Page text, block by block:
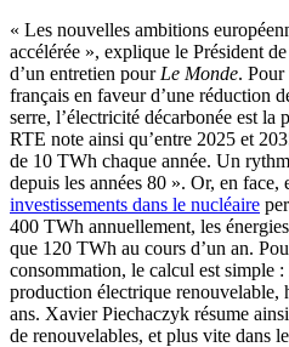
« Les nouvelles ambitions
accélérée », explique le Président
d’un entretien pour Le Monde.
français en faveur d’une réduction
serre, l’électricité décarbonée est
RTE note ainsi qu’entre 2025 et
de 10 TWh chaque année. Un
depuis les années 80 ». Or, en face,
investissements dans le nucléaire
400 TWh annuellement, les
que 120 TWh au cours d’un an.
consommation, le calcul est simple
production électrique renouvelable,
ans. Xavier Piechaczyk résume
de renouvelables, et plus vite dans